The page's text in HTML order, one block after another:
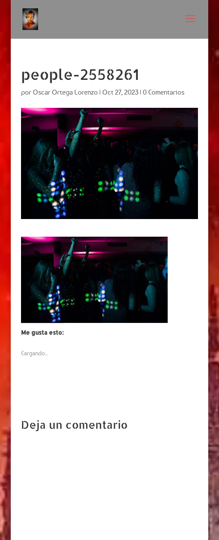
people-2558261
por Oscar Ortega Lorenzo| Oct 27, 2023| 0 Comentarios
Me gusta esto:
Cargando...
Deja un comentario